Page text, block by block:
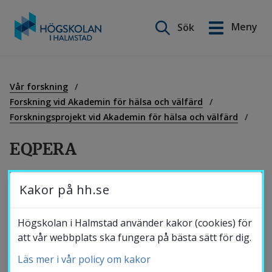
innehåll
Sök
Meny
Vår forskning
Forskning vid Akademin för hälsa och välfärd
Forskningsprojekt vid Akademin för hälsa och välfärd
EQPERA
EQPERA – Patienters erfarenheter av hälsa,
vård och behandling under första året med
diagnosen RA: en longitudinell kvalitativ
studie i tre europeiska länder
English
Utbildning
Forskning
Samverkan
Om Högskolan
Kakor på hh.se
Högskolan i Halmstad använder kakor (cookies) för
att vår webbplats ska fungera på bästa sätt för dig.
Läs mer i vår policy om kakor